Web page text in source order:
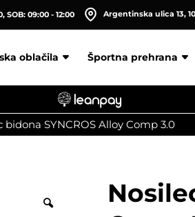
SOB: 09:00 - 12:00 Argentinska ulica 13,
oblačila Športna prehrana
bidona SYNCROS Alloy Comp 3.0